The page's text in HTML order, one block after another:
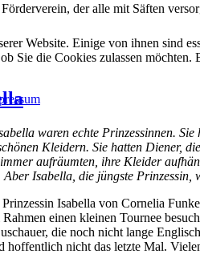
der alle mit Säften
waren echte Prinzessinnen. Sie
Kleidern. Sie hatten Diener,
aufräumten, ihre Kleider
Isabella, die jüngste
Isabella von Cornelia
einen kleinen Tournee
die noch nicht lange
hoffentlich nicht das letzte Mal.
Website. Einige von ihnen sind
Sie die Cookies zulassen